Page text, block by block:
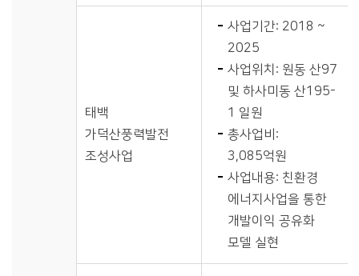
태백
가덕산풍력발전
조성사업
사업기간: 2018 ~
2025
사업위치: 원동 산97
및 하사미동 산195-
1 일원
총사업비:
3,085억원
사업내용: 친환경
에너지사업을 통한
개발이익 공유화
모델 실현